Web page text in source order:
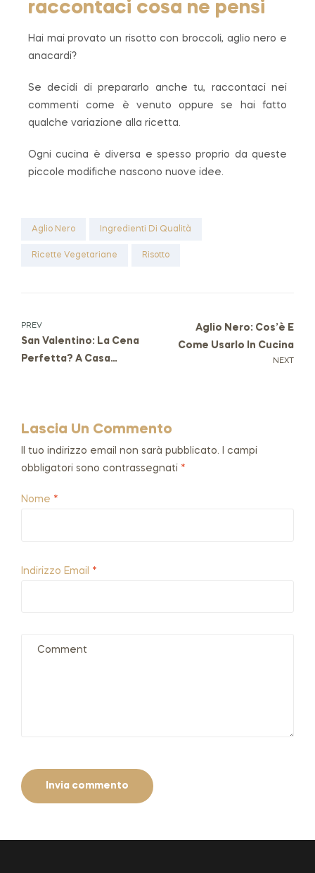
raccontaci cosa ne pensi
Hai mai provato un risotto con broccoli, aglio nero e
anacardi?
Se decidi di prepararlo anche tu, raccontaci nei
commenti come è venuto oppure se hai fatto
qualche variazione alla ricetta.
Ogni cucina è diversa e spesso proprio da queste
piccole modifiche nascono nuove idee.
Aglio Nero Ingredienti Di Qualità
Ricette Vegetariane Risotto
PREV
San Valentino: La Cena
Perfetta? A Casa…
NEXT
Aglio Nero: Cos’è E
Come Usarlo In Cucina
Lascia Un Commento
Il tuo indirizzo email non sarà pubblicato.
I campi
obbligatori sono contrassegnati *
Nome *
Indirizzo Email *